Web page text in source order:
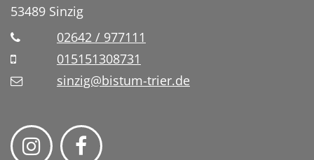
53489 Sinzig
02642 / 977111
015151308731
sinzig@bistum-trier.de